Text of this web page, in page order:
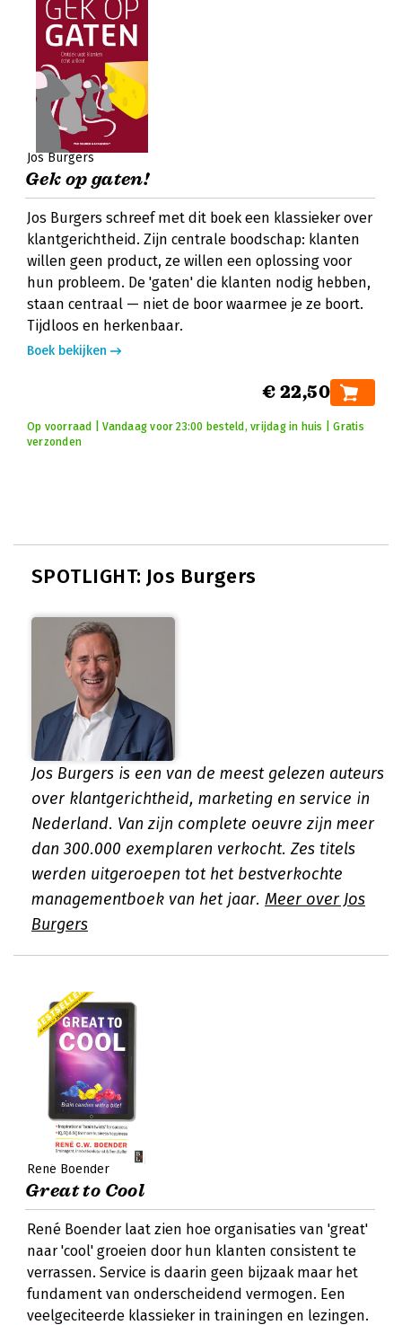
Jos Burgers
Gek op gaten!
Jos Burgers schreef met dit boek een klassieker over
klantgerichtheid. Zijn centrale boodschap: klanten
willen geen product, ze willen een oplossing voor
hun probleem. De 'gaten' die klanten nodig hebben,
staan centraal — niet de boor waarmee je ze boort.
Tijdloos en herkenbaar.
Boek bekijken
€ 22,50
Op voorraad | Vandaag voor 23:00 besteld, vrijdag in huis | Gratis
verzonden
SPOTLIGHT: Jos Burgers
Jos Burgers is een van de meest gelezen auteurs
over klantgerichtheid, marketing en service in
Nederland. Van zijn complete oeuvre zijn meer
dan 300.000 exemplaren verkocht. Zes titels
werden uitgeroepen tot het bestverkochte
managementboek van het jaar. Meer over Jos
Burgers
René Boender
Great to Cool
René Boender laat zien hoe organisaties van 'great'
naar 'cool' groeien door hun klanten consistent te
verrassen. Service is daarin geen bijzaak maar het
fundament van onderscheidend vermogen. Een
veelgeciteerde klassieker in trainingen en lezingen.